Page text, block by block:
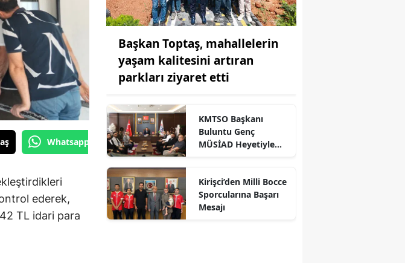
Whatsapp'tan Gönder
ederek,
TL idari para
Başkan Toptaş, mahallelerin
yaşam kalitesini artıran
parkları ziyaret etti
KMTSO Başkanı
Buluntu Genç
MÜSİAD Heyetiyle
Kirişci’den Milli Bocce
Sporcularına Başarı
Mesajı